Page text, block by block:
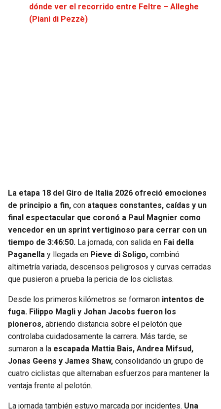
EAGLES
LIONS
PACKERS
VIKINGS
PANTHERS
SAINTS
BUCCANEERS
SUNS
NUGGETS
TIMBERWOLVES
THUNDER
JAZZ
dónde ver el recorrido entre Feltre – Alleghe
(Piani di Pezzè)
La etapa 18 del Giro de Italia 2026 ofreció emociones
de principio a fin, con ataques constantes, caídas y un
final espectacular que coronó a Paul Magnier como
vencedor en un sprint vertiginoso para cerrar con un
tiempo de 3:46:50. La jornada, con salida en Fai della
Paganella y llegada en Pieve di Soligo, combinó
altimetría variada, descensos peligrosos y curvas cerradas
que pusieron a prueba la pericia de los ciclistas.
Desde los primeros kilómetros se formaron intentos de
fuga. Filippo Magli y Johan Jacobs fueron los
pioneros, abriendo distancia sobre el pelotón que
controlaba cuidadosamente la carrera. Más tarde, se
sumaron a la escapada Mattia Bais, Andrea Mifsud,
Jonas Geens y James Shaw, consolidando un grupo de
cuatro ciclistas que alternaban esfuerzos para mantener la
ventaja frente al pelotón.
La jornada también estuvo marcada por incidentes. Una